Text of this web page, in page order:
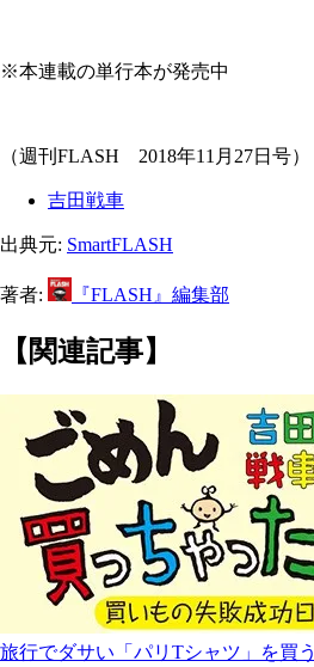
※本連載の単行本が発売中
（週刊FLASH 2018年11月27日号）
吉田戦車
出典元: SmartFLASH
著者: 『FLASH』編集部
【関連記事】
旅行でダサい「パリTシャツ」を買う